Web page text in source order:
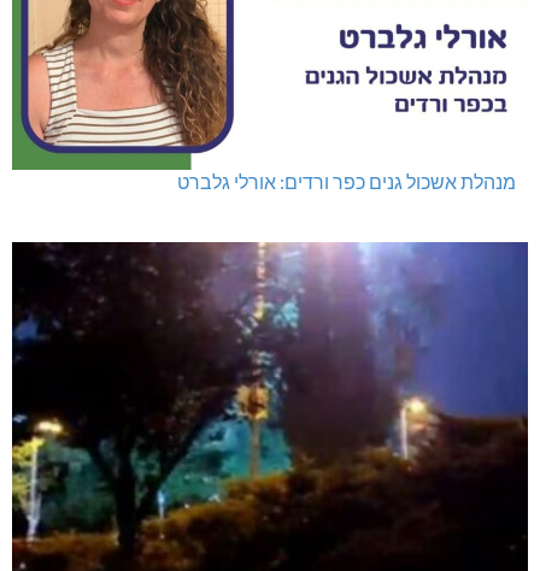
מנהלת אשכול גנים כפר ורדים: אורלי גלברט